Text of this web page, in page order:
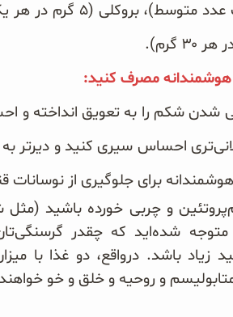
هوشمندانه مصرف کنید:
شدن شکم را به تعویق انداخته و
احساس سیری کنید و دیرتر به
هوشمندانه برای جلوگیری از
و چربی خورده باشید
شده‌اید که چقدر
باشد. درواقع، دو غذا با
و روحیه و خلق و خو